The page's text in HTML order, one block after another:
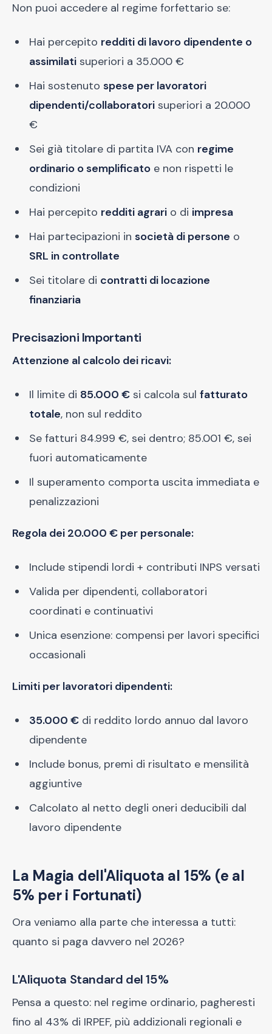
Non puoi accedere al regime forfettario se:
Hai percepito redditi di lavoro dipendente o
assimilati superiori a 35.000 €
Hai sostenuto spese per lavoratori
dipendenti/collaboratori superiori a 20.000
€
Sei già titolare di partita IVA con regime
ordinario o semplificato e non rispetti le
condizioni
Hai percepito redditi agrari o di impresa
Hai partecipazioni in società di persone o
SRL in controllate
Sei titolare di contratti di locazione
finanziaria
Precisazioni Importanti
Attenzione al calcolo dei ricavi:
Il limite di 85.000 € si calcola sul fatturato
totale, non sul reddito
Se fatturi 84.999 €, sei dentro; 85.001 €, sei
fuori automaticamente
Il superamento comporta uscita immediata e
penalizzazioni
Regola dei 20.000 € per personale:
Include stipendi lordi + contributi INPS versati
Valida per dipendenti, collaboratori
coordinati e continuativi
Unica esenzione: compensi per lavori specifici
occasionali
Limiti per lavoratori dipendenti:
35.000 € di reddito lordo annuo dal lavoro
dipendente
Include bonus, premi di risultato e mensilità
aggiuntive
Calcolato al netto degli oneri deducibili dal
lavoro dipendente
La Magia dell'Aliquota al 15% (e al
5% per i Fortunati)
Ora veniamo alla parte che interessa a tutti:
quanto si paga davvero nel 2026?
L'Aliquota Standard del 15%
Pensa a questo: nel regime ordinario, pagheresti
fino al 43% di IRPEF, più addizionali regionali e